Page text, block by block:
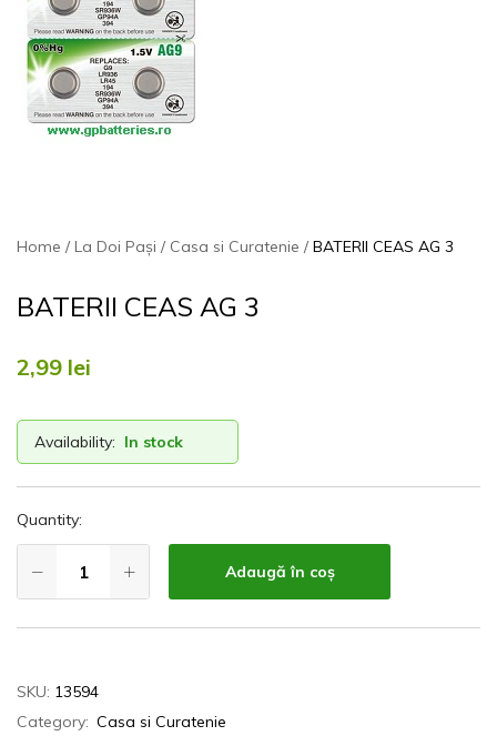
Home La Doi Pași Casa si Curatenie BATERII CEAS AG 3
BATERII CEAS AG 3
2,99 lei
Availability: In stock
Quantity:
Adaugă în coș
SKU: 13594
Category: Casa si Curatenie